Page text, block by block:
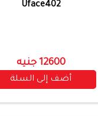
Uface402
12600 جنيه
أضف إلى السلة